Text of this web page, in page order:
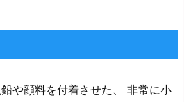
や顔料を付着させた、 非常に小